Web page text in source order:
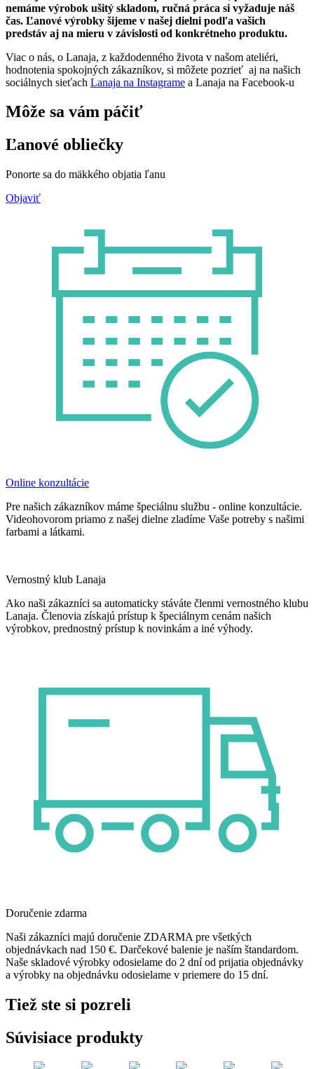
nemáme výrobok ušitý skladom, ručná práca si vyžaduje náš
čas. Ľanové výrobky šijeme v našej dielni podľa vašich
predstáv aj na mieru v závislosti od konkrétneho produktu.
Viac o nás, o Lanaja, z každodenného života v našom ateliéri,
hodnotenia spokojných zákazníkov, si môžete pozrieť aj na našich
sociálnych sieťach Lanaja na Instagrame a Lanaja na Facebook-u
Môže sa vám páčiť
Ľanové obliečky
Ponorte sa do mäkkého objatia ľanu
Objaviť
Online konzultácie
Pre našich zákazníkov máme špeciálnu službu - online konzultácie.
Videohovorom priamo z našej dielne zladíme Vaše potreby s našimi
farbami a látkami.
Vernostný klub Lanaja
Ako naši zákazníci sa automaticky stáváte členmi vernostného klubu
Lanaja. Členovia získajú prístup k špeciálnym cenám našich
výrobkov, prednostný prístup k novinkám a iné výhody.
Doručenie zdarma
Naši zákazníci majú doručenie ZDARMA pre všetkých
objednávkach nad 150 €. Darčekové balenie je naším štandardom.
Naše skladové výrobky odosielame do 2 dní od prijatia objednávky
a výrobky na objednávku odosielame v priemere do 15 dní.
Tiež ste si pozreli
Súvisiace produkty